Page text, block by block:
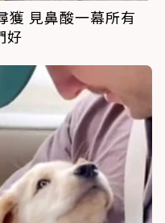
獲 見鼻酸一幕所有
好